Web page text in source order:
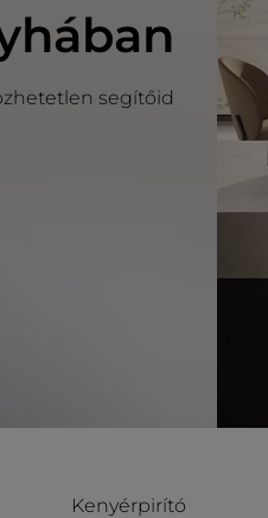
segítőid
Kenyérpirító